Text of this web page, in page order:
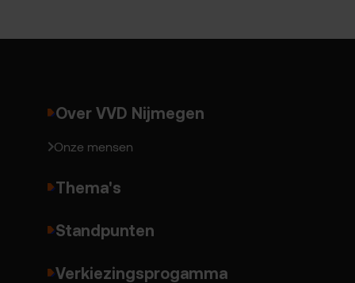
Over VVD Nijmegen
Onze mensen
Thema's
Standpunten
Verkiezingsprogamma